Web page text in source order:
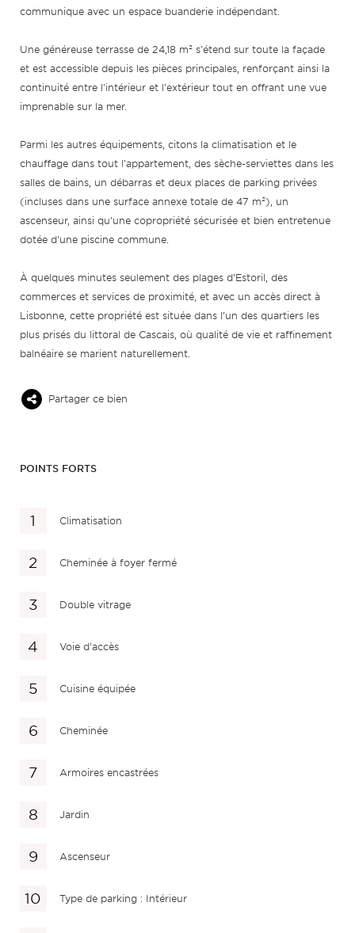
communique avec un espace buanderie indépendant.
Une généreuse terrasse de 24,18 m² s'étend sur toute la façade
et est accessible depuis les pièces principales, renforçant ainsi la
continuité entre l'intérieur et l'extérieur tout en offrant une vue
imprenable sur la mer.
Parmi les autres équipements, citons la climatisation et le
chauffage dans tout l'appartement, des sèche-serviettes dans les
salles de bains, un débarras et deux places de parking privées
(incluses dans une surface annexe totale de 47 m²), un
ascenseur, ainsi qu'une copropriété sécurisée et bien entretenue
dotée d'une piscine commune.
À quelques minutes seulement des plages d’Estoril, des
commerces et services de proximité, et avec un accès direct à
Lisbonne, cette propriété est située dans l’un des quartiers les
plus prisés du littoral de Cascais, où qualité de vie et raffinement
balnéaire se marient naturellement.
Partager ce bien
POINTS FORTS
Climatisation
Cheminée à foyer fermé
Double vitrage
Voie d'accès
Cuisine équipée
Cheminée
Armoires encastrées
Jardin
Ascenseur
Type de parking : Intérieur